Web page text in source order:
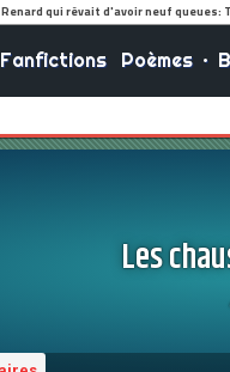
Fanfictions Poèmes•
Les